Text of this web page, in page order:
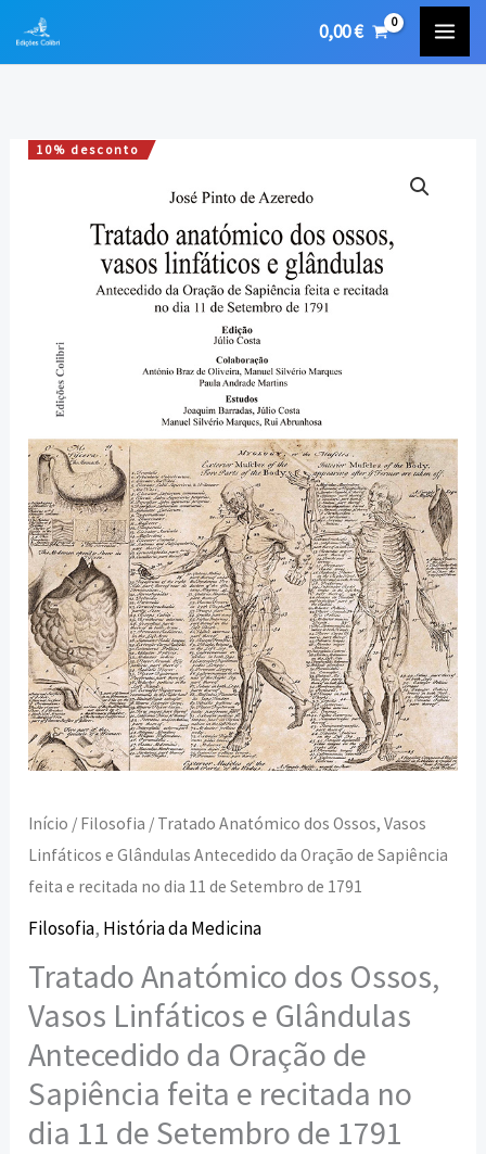
0,00€
10% desconto
Início / Filosofia / Tratado Anatómico dos Ossos, Vasos
Linfáticos e Glândulas Antecedido da Oração de Sapiência
feita e recitada no dia 11 de Setembro de 1791
Filosofia, História da Medicina
Tratado Anatómico dos Ossos,
Vasos Linfáticos e Glândulas
Antecedido da Oração de
Sapiência feita e recitada no
dia 11 de Setembro de 1791
preço
original
20,00 €.
preço
atual
18,00 €.
Quantidade
Anatómico
Vasos
Linfáticos
e
Glândulas
Antecedido
da
Oração
de
Sapiência
feita
e
recitada
no
11
de
1791